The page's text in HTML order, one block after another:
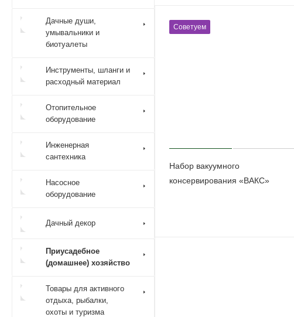
Советуем
Набор вакуумного
консервирования «ВАКС»
Дачные души,
умывальники и
биотуалеты
Инструменты, шланги и
расходный материал
Отопительное
оборудование
Инженерная
сантехника
Насосное
оборудование
Дачный декор
Приусадебное
(домашнее) хозяйство
Товары для активного
отдыха, рыбалки,
охоты и туризма